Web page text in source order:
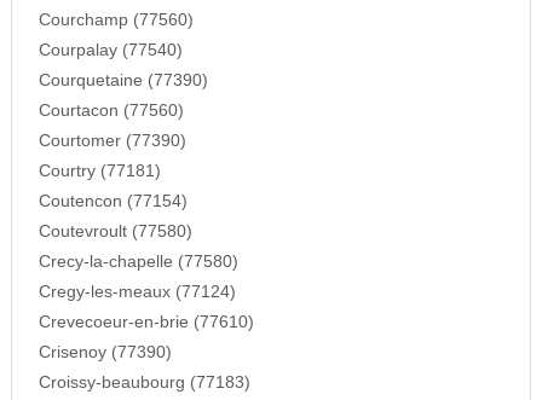
Courchamp (77560)
Courpalay (77540)
Courquetaine (77390)
Courtacon (77560)
Courtomer (77390)
Courtry (77181)
Coutencon (77154)
Coutevroult (77580)
Crecy-la-chapelle (77580)
Cregy-les-meaux (77124)
Crevecoeur-en-brie (77610)
Crisenoy (77390)
Croissy-beaubourg (77183)